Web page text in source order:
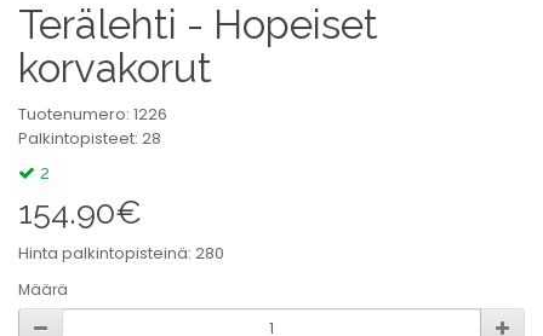
Terälehti - Hopeiset
korvakorut
Tuotenumero: 1226
Palkintopisteet: 28
2
154.90€
Hinta palkintopisteinä: 280
Määrä